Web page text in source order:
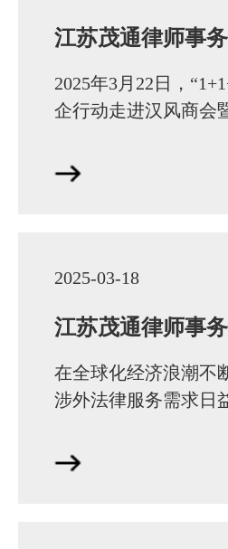
2025年3月22日，
企行动走进汉风商会
省政协委员、江苏茂
2025-03-18
在全球化经济浪潮不
涉外法律服务需求日
师协会积极作为，强